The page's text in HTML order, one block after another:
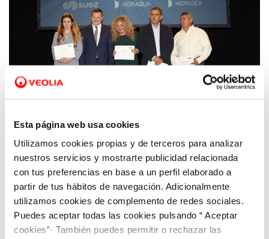
Esta página web usa cookies
Utilizamos cookies propias y de terceros para analizar
nuestros servicios y mostrarte publicidad relacionada
con tus preferencias en base a un perfil elaborado a
partir de tus hábitos de navegación. Adicionalmente
utilizamos cookies de complemento de redes sociales.
Puedes aceptar todas las cookies pulsando “ Aceptar
cookies”· También puedes permitir o rechazar las
14 NOV 2019
Una herramienta pionera para atender
episodios hídricos extremos en los
municipios afectados por la DANA